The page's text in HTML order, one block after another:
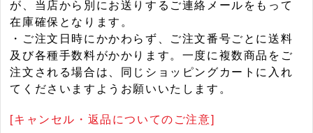
が、当店から別にお送りするご連絡メールをもって
在庫確保となります。
・ご注文日時にかかわらず、ご注文番号ごとに送料
及び各種手数料がかかります。一度に複数商品をご
注文される場合は、同じショッピングカートに入れ
てくださいますようお願いいたします。
[キャンセル・返品についてのご注意]